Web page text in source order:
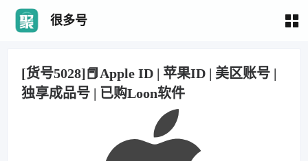
很多号
[货号5028]📕Apple ID | 苹果ID | 美区账号 |
独享成品号 | 已购Loon软件